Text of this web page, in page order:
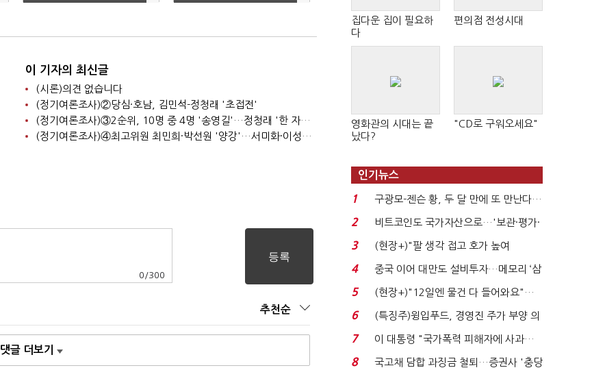
은
상 대응' 가동
이 기자의 최신글
(시론)의견 없습니다
(정기여론조사)②당심·호남, 김민석-정청래 '초접전'
(정기여론조사)③2순위, 10명 중 4명 '송영길'…정청래 '한 자릿수'
(정기여론조사)④최고위원 최민희·박선원 '양강'…서미화·이성윤·임미애 뒤이어
0 /300
추천순
댓글 더보기
집다운 집이 필요하
다
편의점 전성시대
영화관의 시대는 끝
났다?
"CD로 구워오세요"
인기뉴스
1
구광모-젠슨 황, 두 달 만에 또 만난다…
로봇·AI 등 논...
2
비트코인도 국가자산으로…'보관·평가·
처분' 기준은 ...
3
(현장+)"팔 생각 접고 호가 높여
요"…'덜 똘똘한 한 채' 20...
4
중국 이어 대만도 설비투자…메모리 ‘삼
국전쟁’
5
(현장+)"12일엔 물건 다 들어와요"…
빈 매대 채우며 문 연 ...
6
(특징주)윙입푸드, 경영진 주가 부양 의
지에 상한가...
7
이 대통령 "국가폭력 피해자에 사과…
적극적 조사로 진...
8
국고채 담합 과징금 철퇴…증권사 '충당